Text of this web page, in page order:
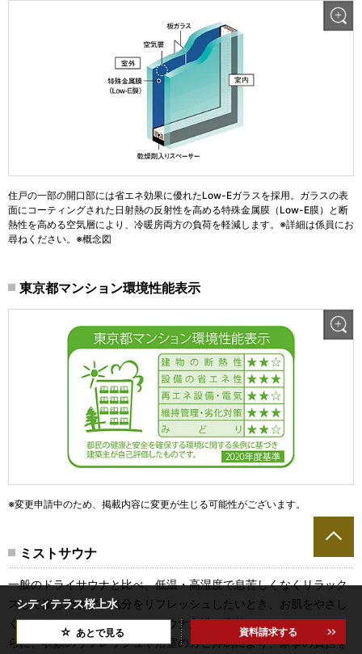
住戸の一部の開口部には省エネ効果に優れたLow-Eガラスを採用。ガラスの表
面にコーティングされた日射熱の反射性を高める特殊金属膜（Low-E膜）と断
熱性を高める空気層により、冷暖房両方の負荷を軽減します。※詳細は係員にお
尋ねください。※概念図
東京都マンション環境性能表示
※変更申請中のため、掲載内容に変更が生じる可能性がございます。
ミストサウナ
一般のドライサウナと比べ、低温・高湿度で息苦しくなくリラック
スして楽しめます。気分をリフレッシュしたいとき、お肌をやさし
くいたわりたいとき、ミストサウナ入浴で素敵なバスタイムを。さ
らに、衣類のリフレッシュや浴室のカビ抑制により、家事の負担を
シティテラス桜上水
あとで見る 資料請求する